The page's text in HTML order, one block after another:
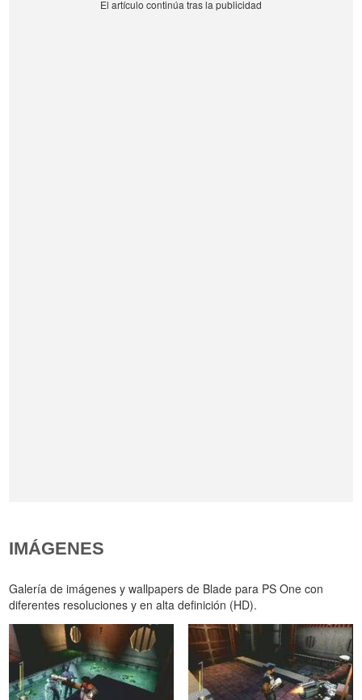
IMÁGENES
Galería de imágenes y wallpapers de Blade para PS One con
diferentes resoluciones y en alta definición (HD).